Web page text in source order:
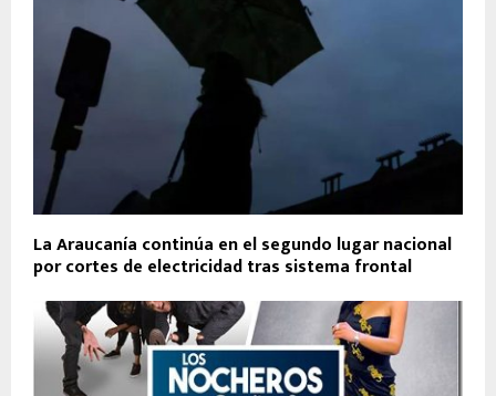
La Araucanía continúa en el segundo lugar nacional
por cortes de electricidad tras sistema frontal